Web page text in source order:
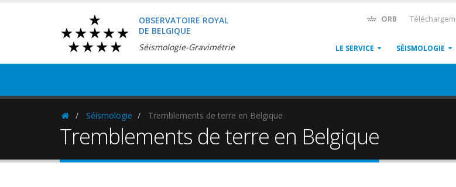
OBSERVATOIRE ROYAL
DE BELGIQUE
Séismologie-Gravimétrie
ORB
LE SERVICE SÉISMOLOGIE
HomepageSéismologie Tremblements de terre en Belgique
Tremblements de terre en Belgique